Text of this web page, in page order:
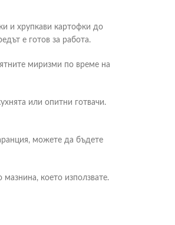
и хрупкави картофки до
е готов за работа.
миризми по време на
или опитни готвачи.
можете да бъдете
което използвате.